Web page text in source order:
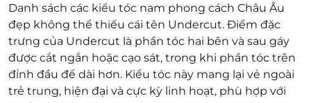
Danh sách các kiểu tóc nam phong cách Châu Âu
đẹp không thể thiếu cái tên Undercut. Điểm đặc
trưng của Undercut là phần tóc hai bên và sau gáy
được cắt ngắn hoặc cạo sát, trong khi phần tóc trên
đỉnh đầu để dài hơn. Kiểu tóc này mang lại vẻ ngoài
trẻ trung, hiện đại và cực kỳ linh hoạt, phù hợp với